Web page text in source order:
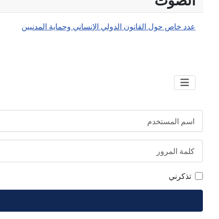
اسم المستخدم
كلمة المرور
تذكرني
عدد خاص حول القانون الدولي الإنساني وحماية المدنيين